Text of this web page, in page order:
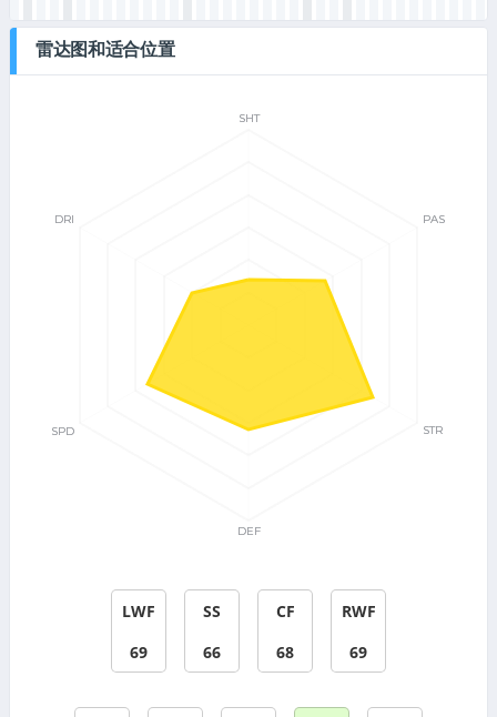
雷达图和适合位置
LWF
69
SS
66
CF
68
RWF
69